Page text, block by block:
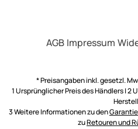
AGB Impressum
* Preisangaben inkl. gesetzl.
1 Ursprünglicher Preis des Händlers |
3 Weitere Informationen zu den
zuRetouren und